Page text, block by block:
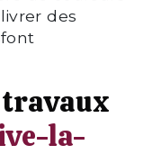
des
travaux
la-